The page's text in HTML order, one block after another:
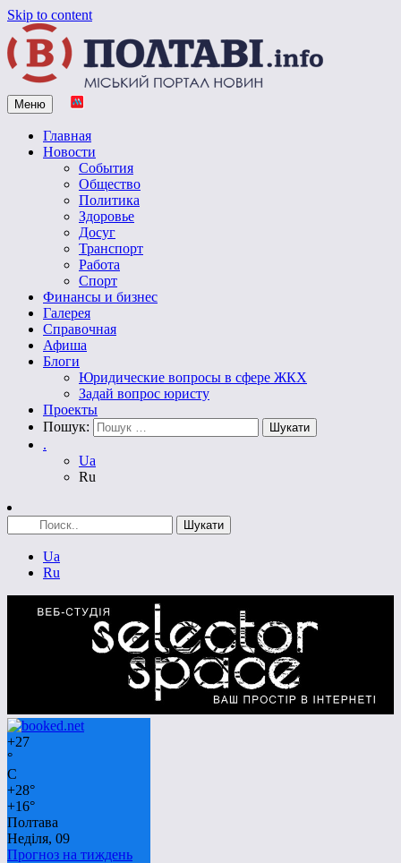
Skip to content
Vpoltave.info
Полтавский портал новостей
Меню
Главная
Новости
События
Общество
Политика
Здоровье
Досуг
Транспорт
Работа
Спорт
Финансы и бизнес
Галерея
Справочная
Афиша
Блоги
Юридические вопросы в сфере ЖКХ
Задай вопрос юристу
Проекты
Пошук:
.
Ua
Ru
Ua
Ru
+27
°
C
+28°
+16°
Полтава
Неділя, 09
Прогноз на тиждень